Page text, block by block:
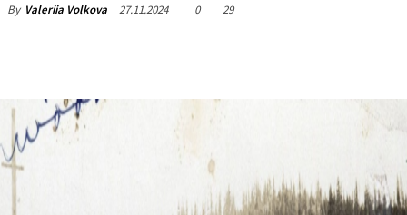
By Valeriia Volkova 27.11.2024 0 29